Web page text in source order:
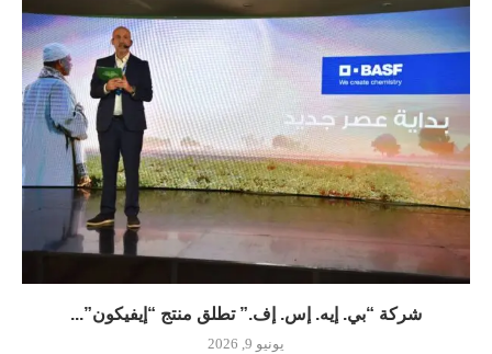
شركة “بي. إيه. إس. إف.” تطلق منتج “إيفيكون”...
يونيو 9, 2026